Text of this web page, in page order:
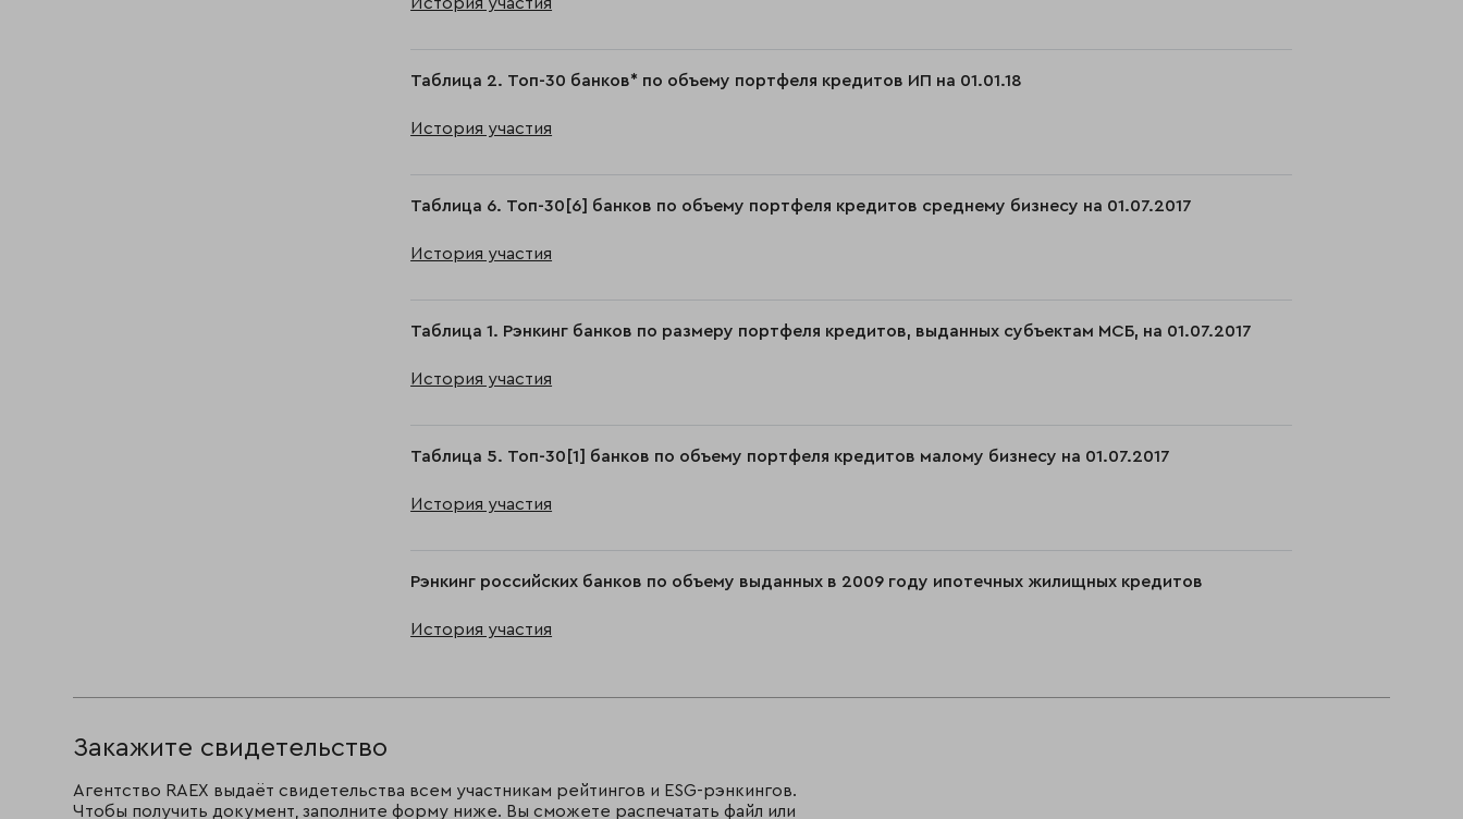
Таблица 2. Топ-30 банков* по объему портфеля кредитов ИП на 01.01.18
История участия
Таблица 6. Топ-30[6] банков по объему портфеля кредитов среднему бизнесу на 01.07.2017
История участия
Таблица 1. Рэнкинг банков по размеру портфеля кредитов, выданных субъектам МСБ, на 01.07.2017
История участия
Таблица 5. Топ-30[1] банков по объему портфеля кредитов малому бизнесу на 01.07.2017
История участия
Рэнкинг российских банков по объему выданных в 2009 году ипотечных жилищных кредитов
История участия
Закажите свидетельство
Агентство RAEX выдаёт свидетельства всем участникам рейтингов и ESG-рэнкингов.
Чтобы получить документ, заполните форму ниже. Вы сможете распечатать файл или